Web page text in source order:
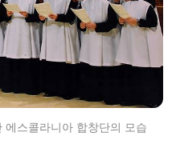
스콜라니아 합창단의 모습